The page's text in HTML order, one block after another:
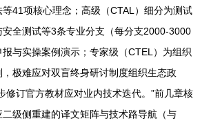
41项核心理念；高级（CTAL）细分为测试
全测试等3条专业分支（每分支2000-3000
与实操案例演示；专家级（CTEL）为组织
极难应对双盲终身研讨制度组织生态政
修订官方教材应对业内技术迭代。”前几章核
级侧重建的译文矩阵与技术路导航（与